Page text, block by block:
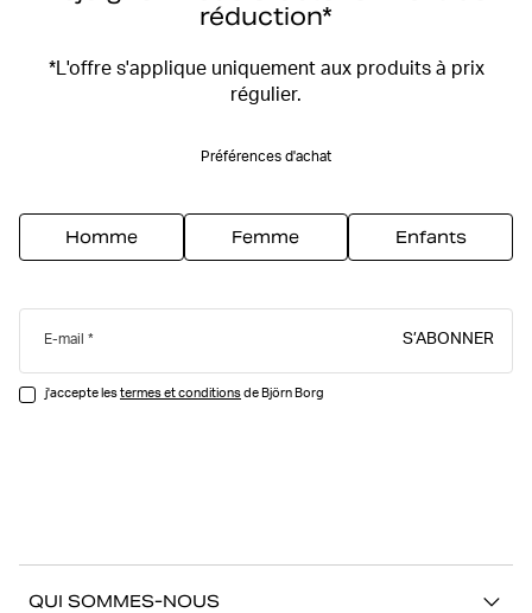
réduction*
*L'offre s'applique uniquement aux produits à prix
régulier.
Préférences d'achat
Homme Femme Enfants
E-mail S’ABONNER
j'accepte lestermes et conditionsde Björn Borg
QUI SOMMES-NOUS